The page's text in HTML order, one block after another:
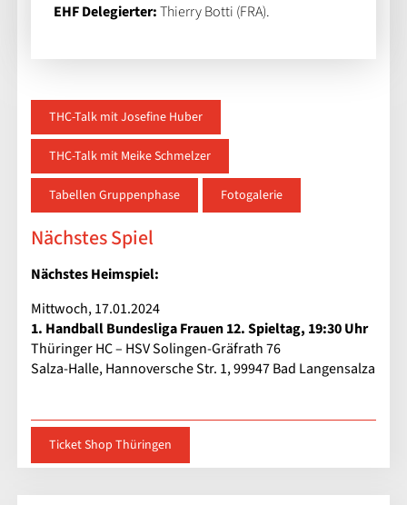
EHF Delegierter:Thierry Botti (FRA).
THC-Talk mit Josefine Huber
THC-Talk mit Meike Schmelzer
Tabellen Gruppenphase Fotogalerie
Nächstes Spiel
Nächstes Heimspiel:
Mittwoch, 17.01.2024
1. Handball Bundesliga Frauen 12. Spieltag, 19:30 Uhr
Thüringer HC – HSV Solingen-Gräfrath 76
Salza-Halle, Hannoversche Str. 1, 99947 Bad Langensalza
Ticket Shop Thüringen